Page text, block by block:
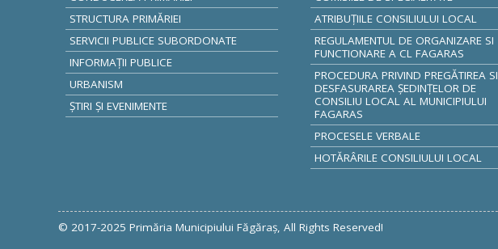
STRUCTURA PRIMĂRIEI
SERVICII PUBLICE SUBORDONATE
INFORMAŢII PUBLICE
URBANISM
ŞTIRI ŞI EVENIMENTE
ATRIBUŢIILE CONSILIULUI LOCAL
REGULAMENTUL DE ORGANIZARE SI
FUNCTIONARE A CL FAGARAS
PROCEDURA PRIVIND PREGĂTIREA SI
DESFASURAREA ȘEDINȚELOR DE
CONSILIU LOCAL AL MUNICIPIULUI
FAGARAS
PROCESELE VERBALE
HOTĂRÂRILE CONSILIULUI LOCAL
© 2017-2025 Primăria Municipiului Făgăraş, All Rights Reserved!